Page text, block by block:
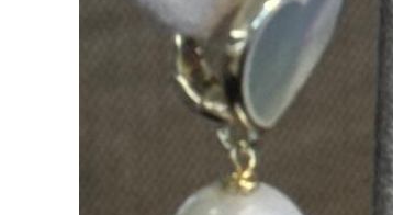
MÜŞTERİ HİZMETLERİ